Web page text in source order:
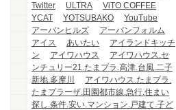
Twitter
ULTRA
ViTO COFFEE
YCAT
YOTSUBAKO
YouTube
アーバンヒルズ
アーバンフォルム
アイス
あいたい
アイランドキッチ
ン
アイワハウス
アイワハウス.セ
ンチュリー21.たまプラ.高津.台風.二子
新地.多摩川
アイワハウス.たまプラ.
たまプラーザ.田園都市線.急行.住まい
探し.条件.安い.マンション.戸建て.子ど